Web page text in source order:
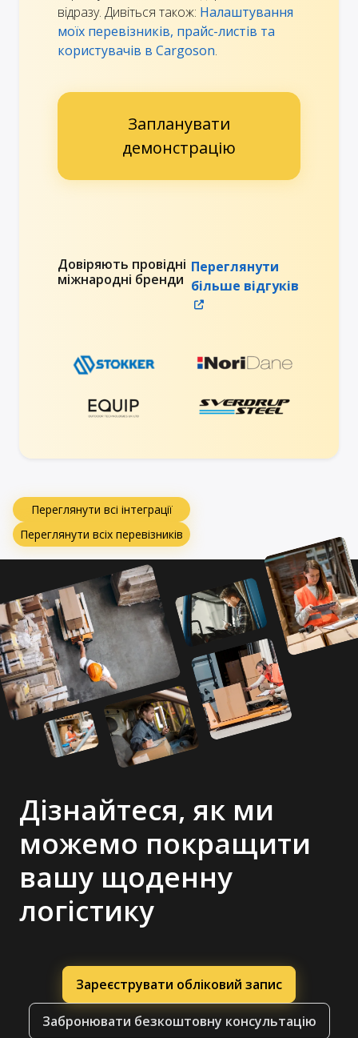
відразу. Дивіться також: Налаштування
моїх перевізників, прайс-листів та
користувачів в Cargoson.
Запланувати
демонстрацію
Довіряють провідні
міжнародні бренди
Переглянути
більше відгуків
Переглянути всі інтеграції
Переглянути всіх перевізників
Дізнайтеся, як ми
можемо покращити
вашу щоденну
логістику
Зареєструвати обліковий запис
Забронювати безкоштовну консультацію